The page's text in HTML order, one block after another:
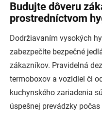
Budujte dôveru
prostredníctvom
Dodržiavaním vysokých
zabezpečíte bezpečné
zákazníkov. Pravidelná
termoboxov a vozidiel či
kuchynského zariadenia
úspešnej prevádzky